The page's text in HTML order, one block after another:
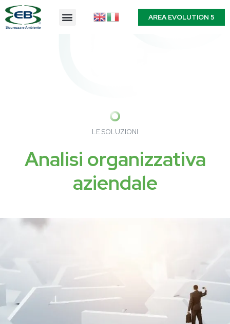
AREA EVOLUTION 5
LE SOLUZIONI
Analisi organizzativa
aziendale